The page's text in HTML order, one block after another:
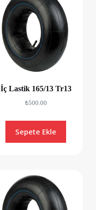
İç Lastik 165/13 Tr13
₺500.00
Sepete Ekle